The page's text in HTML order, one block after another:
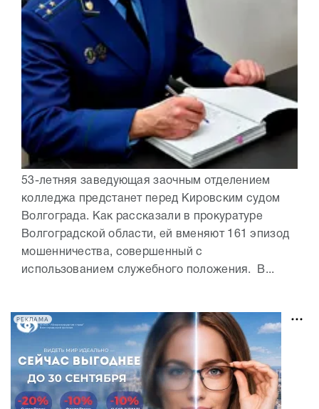
53-летняя заведующая заочным отделением
колледжа предстанет перед Кировским судом
Волгограда. Как рассказали в прокуратуре
Волгоградской области, ей вменяют 161 эпизод
мошенничества, совершенный с
использованием служебного положения. В...
РЕКЛАМА